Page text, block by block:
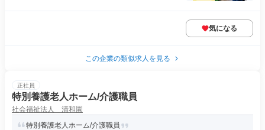
気になる
この企業の類似求人を見る
正社員
特別養護老人ホーム/介護職員
社会福祉法人 清和園
特別養護老人ホーム/介護職員